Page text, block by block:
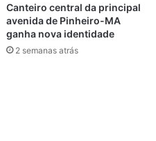
Canteiro central da principal
avenida de Pinheiro-MA
ganha nova identidade
2 semanas atrás